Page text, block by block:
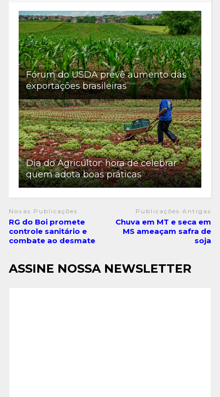
Fórum do USDA prevê aumento das
exportações brasileiras
Dia do Agricultor: hora de celebrar
quem adota boas práticas
Novas Publicações
RG do Boi promete
controle sanitário e
combate ao desmate
Publicações Antigas
Chuva em MT e seca em
MS ameaçam safra de
soja
ASSINE NOSSA NEWSLETTER